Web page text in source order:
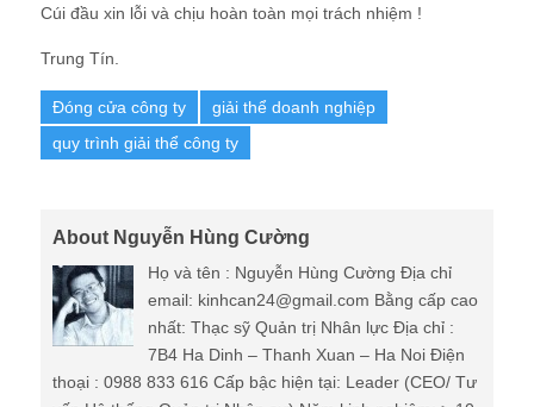
Cúi đầu xin lỗi và chịu hoàn toàn mọi trách nhiệm !
Trung Tín.
Đóng cửa công ty
giải thể doanh nghiệp
quy trình giải thể công ty
About Nguyễn Hùng Cường
Họ và tên : Nguyễn Hùng Cường Địa chỉ
email: kinhcan24@gmail.com Bằng cấp cao
nhất: Thạc sỹ Quản trị Nhân lực Địa chỉ :
7B4 Ha Dinh – Thanh Xuan – Ha Noi Điện
thoại : 0988 833 616 Cấp bậc hiện tại: Leader (CEO/ Tư